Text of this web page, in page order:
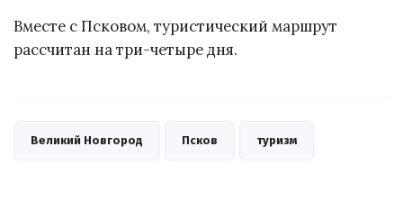
Вместе с Псковом, туристический маршрут
рассчитан на три-четыре дня.
Великий Новгород Псков туризм